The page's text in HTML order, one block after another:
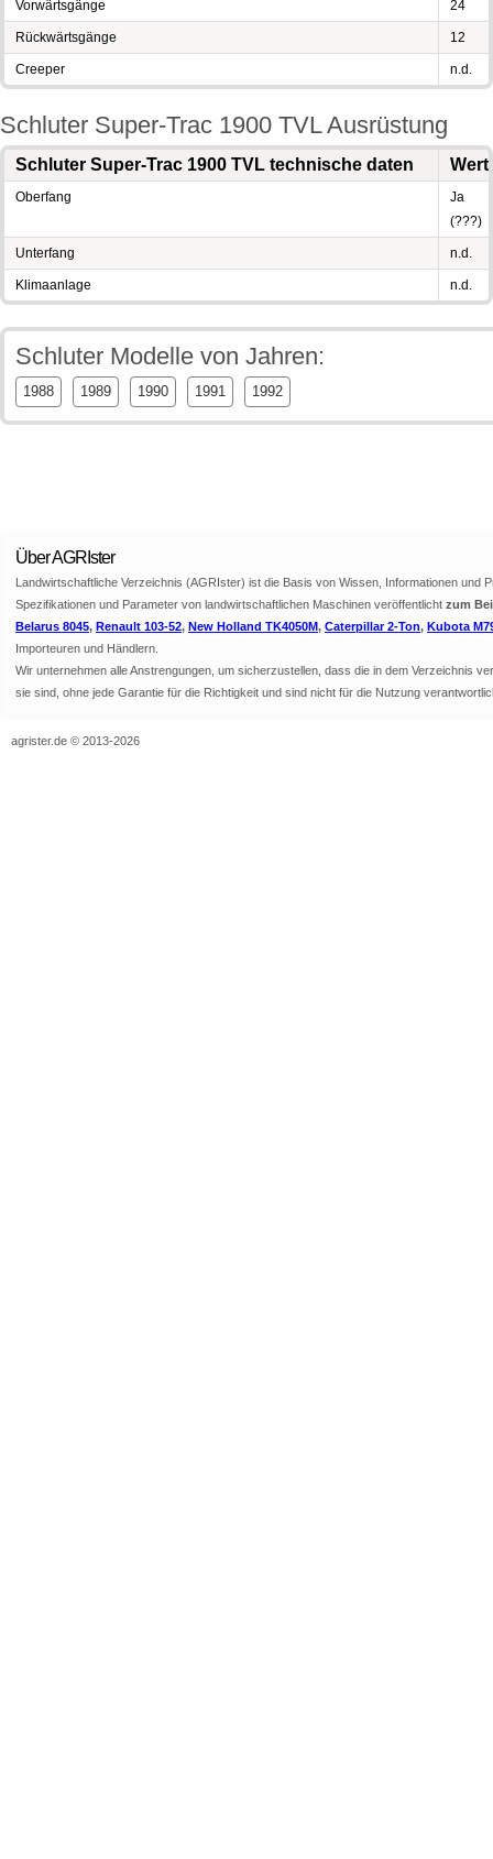
Vorwärtsgänge 24
Rückwärtsgänge 12
Creeper n.d.
Schluter Super-Trac 1900 TVL Ausrüstung
Schluter Super-Trac 1900 TVL technische daten Wert
Oberfang
Ja
(???)
Unterfang n.d.
Klimaanlage n.d.
Schluter Modelle von Jahren:
1988 1989 1990 1991 1992
Über AGRIster
Landwirtschaftliche Verzeichnis (AGRIster) ist die Basis von Wissen, Informationen
Spezifikationen und Parameter von landwirtschaftlichen Maschinen veröffentlicht zum
Belarus 8045, Renault 103-52, New Holland TK4050M, Caterpillar 2-Ton, Kubota
Importeuren und Händlern.
Wir unternehmen alle Anstrengungen, um sicherzustellen, dass die in dem Verzeichnis
sie sind, ohne jede Garantie für die Richtigkeit und sind nicht für die Nutzung
agrister.de © 2013-2026